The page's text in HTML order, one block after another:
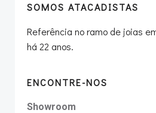
SOMOS ATACADISTAS
Referência no ramo de joias
há 22 anos.
ENCONTRE-NOS
Showroom